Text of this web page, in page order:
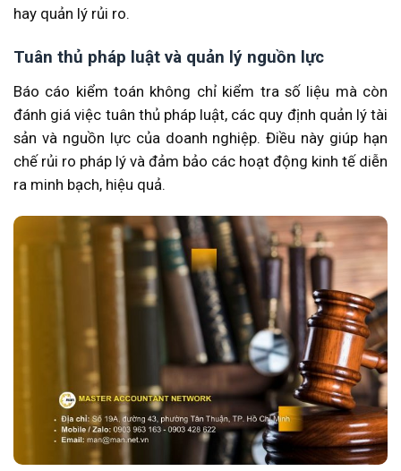
hay quản lý rủi ro.
Tuân thủ pháp luật và quản lý nguồn lực
Báo cáo kiểm toán không chỉ kiểm tra số liệu mà còn
đánh giá việc tuân thủ pháp luật, các quy định quản lý tài
sản và nguồn lực của doanh nghiệp. Điều này giúp hạn
chế rủi ro pháp lý và đảm bảo các hoạt động kinh tế diễn
ra minh bạch, hiệu quả.